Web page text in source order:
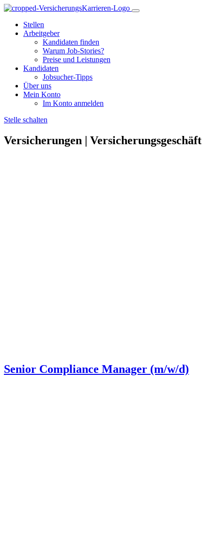
Stellen
Arbeitgeber
Kandidaten finden
Warum Job-Stories?
Preise und Leistungen
Kandidaten
Jobsucher-Tipps
Über uns
Mein Konto
Im Konto anmelden
Stelle schalten
Versicherungen | Versicherungsgeschäft
Senior Compliance Manager (m/w/d)